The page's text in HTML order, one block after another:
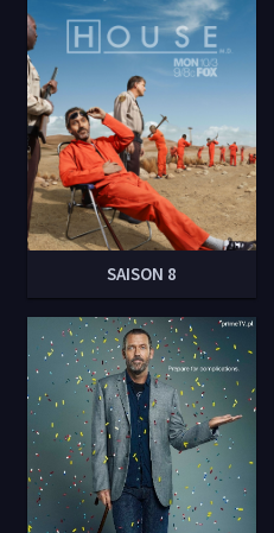
SAISON 8